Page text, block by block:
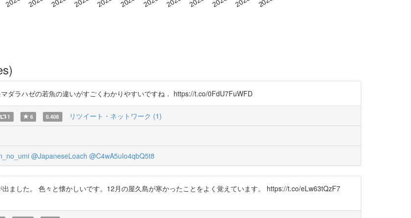
ダラハゼの若魚の違いがすごくわかりやすいですね． https://t.co/0FdU7FuWFD
1 6 0.408 リツイート・ネットワーク (1)
@JapaneseLoach @C4wA5uIo4qbQ5t8
ました。 色々と懐かしいです。12月の屋久島が寒かったことをよく覚えています。 https://t.co/eLw63tQzF7